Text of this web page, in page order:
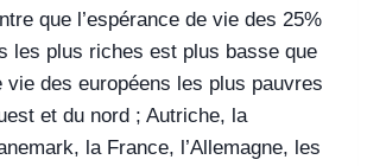
que l’espérance de vie des 25%
les plus riches est plus basse que
vie des européens les plus pauvres
et du nord ; Autriche, la
la France, l’Allemagne, les